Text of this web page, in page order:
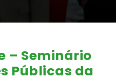
– Seminário
Públicas da